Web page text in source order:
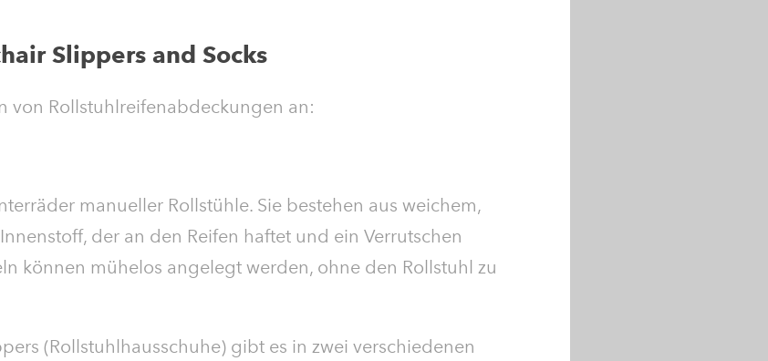
Slippers and Socks
von Rollstuhlreifenabdeckungen an:
manueller Rollstühle. Sie bestehen aus weichem,
der an den Reifen haftet und ein Verrutschen
können mühelos angelegt werden, ohne den Rollstuhl zu
(Rollstuhlhausschuhe) gibt es in zwei verschiedenen